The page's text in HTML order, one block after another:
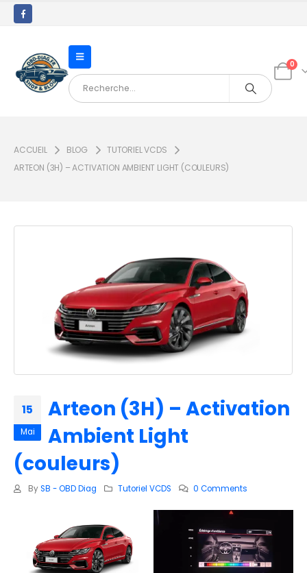
0
ACCUEIL BLOG
TUTORIEL VCDS
ARTEON (3H) – ACTIVATION AMBIENT LIGHT (COULEURS)
15
Mai
Arteon (3H) – Activation
Ambient Light
(couleurs)
By SB - OBD Diag Tutoriel VCDS 0 Comments